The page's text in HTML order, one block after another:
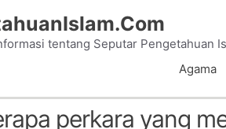
tentang Seputar Pengetahuan
Agama
perkara yang